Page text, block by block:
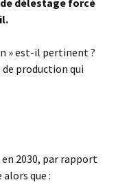
» est-il pertinent ?
de production qui
2030, par rapport
que :